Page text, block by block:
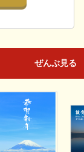
ぜんぶ見る